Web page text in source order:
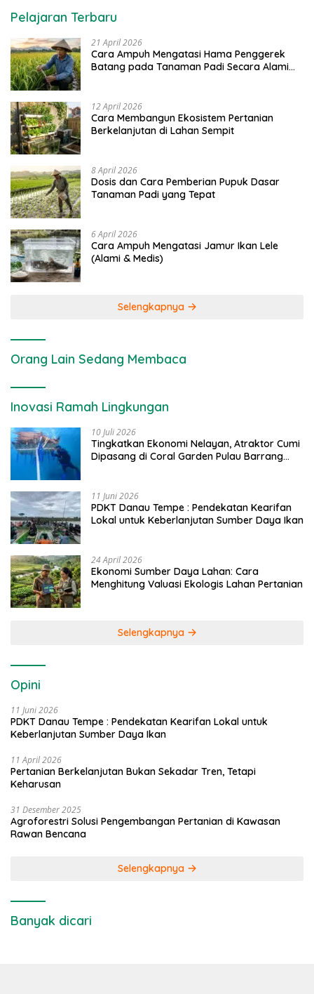
Pelajaran Terbaru
21 April 2026
Cara Ampuh Mengatasi Hama Penggerek
Batang pada Tanaman Padi Secara Alami
12 April 2026
Cara Membangun Ekosistem Pertanian
Berkelanjutan di Lahan Sempit
8 April 2026
Dosis dan Cara Pemberian Pupuk Dasar
Tanaman Padi yang Tepat
6 April 2026
Cara Ampuh Mengatasi Jamur Ikan Lele
(Alami & Medis)
Selengkapnya
Orang Lain Sedang Membaca
Inovasi Ramah Lingkungan
10 Juli 2026
Tingkatkan Ekonomi Nelayan, Atraktor Cumi
Dipasang di Coral Garden Pulau Barrang
11 Juni 2026
PDKT Danau Tempe : Pendekatan Kearifan
Lokal untuk Keberlanjutan Sumber Daya Ikan
24 April 2026
Ekonomi Sumber Daya Lahan: Cara
Menghitung Valuasi Ekologis Lahan Pertanian
Selengkapnya
Opini
11 Juni 2026
PDKT Danau Tempe : Pendekatan Kearifan Lokal untuk
Keberlanjutan Sumber Daya Ikan
11 April 2026
Pertanian Berkelanjutan Bukan Sekadar Tren, Tetapi
Keharusan
31 Desember 2025
Agroforestri Solusi Pengembangan Pertanian di Kawasan
Rawan Bencana
Selengkapnya
Banyak dicari